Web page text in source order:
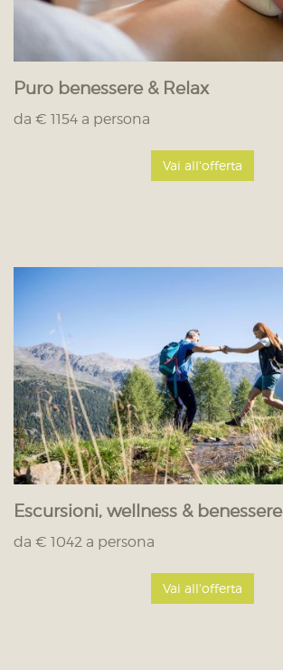
Puro benessere & Relax
da € 1154 a persona
Vai all'offerta
Escursioni, wellness & benessere
da € 1042 a persona
Vai all'offerta